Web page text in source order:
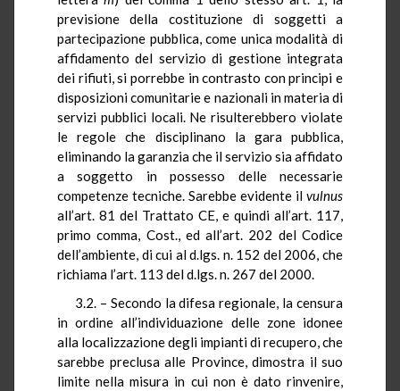
previsione della costituzione di soggetti a
partecipazione pubblica, come unica modalità di
affidamento del servizio di gestione integrata
dei rifiuti, si porrebbe in contrasto con principi e
disposizioni comunitarie e nazionali in materia di
servizi pubblici locali. Ne risulterebbero violate
le regole che disciplinano la gara pubblica,
eliminando la garanzia che il servizio sia affidato
a soggetto in possesso delle necessarie
competenze tecniche. Sarebbe evidente il vulnus
all’art. 81 del Trattato CE, e quindi all’art. 117,
primo comma, Cost., ed all’art. 202 del Codice
dell’ambiente, di cui al d.lgs. n. 152 del 2006, che
richiama l’art. 113 del d.lgs. n. 267 del 2000.
3.2. – Secondo la difesa regionale, la censura
in ordine all’individuazione delle zone idonee
alla localizzazione degli impianti di recupero, che
sarebbe preclusa alle Province, dimostra il suo
limite nella misura in cui non è dato rinvenire,